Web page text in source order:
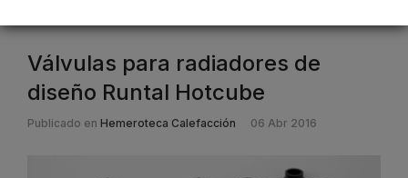
Válvulas para radiadores de
diseño Runtal Hotcube
Publicado en Hemeroteca Calefacción 06 Abr 2016